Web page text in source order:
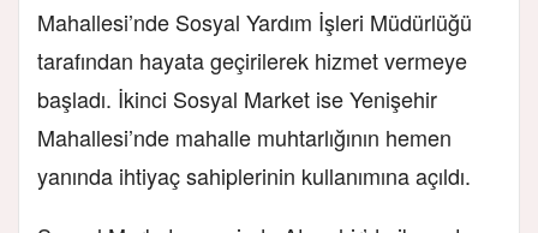
Mahallesi’nde Sosyal Yardım İşleri Müdürlüğü
tarafından hayata geçirilerek hizmet vermeye
başladı. İkinci Sosyal Market ise Yenişehir
Mahallesi’nde mahalle muhtarlığının hemen
yanında ihtiyaç sahiplerinin kullanımına açıldı.